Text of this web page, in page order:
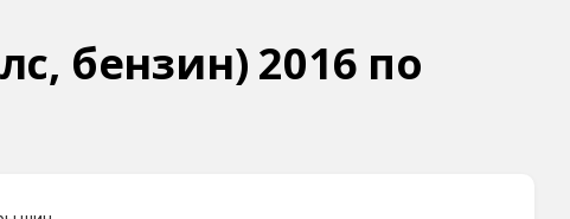
бензин) 2016 по